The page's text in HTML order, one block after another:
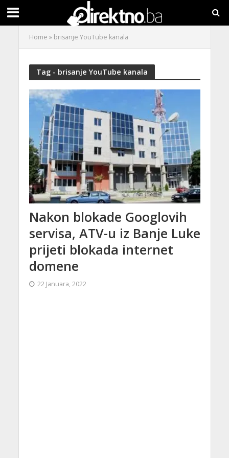
Home » brisanje YouTube kanala
Tag - brisanje YouTube kanala
Nakon blokade Googlovih
servisa, ATV-u iz Banje Luke
prijeti blokada internet
domene
22 Januara, 2022